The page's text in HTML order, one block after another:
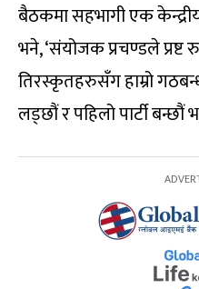
बैठकमा सहभागी एक
भने, ‘संयोजक प्रचण्डले
तिरस्कृतहरुसँग हाम्रो
लड्छौं र पहिलो पार्टी बन्छौं